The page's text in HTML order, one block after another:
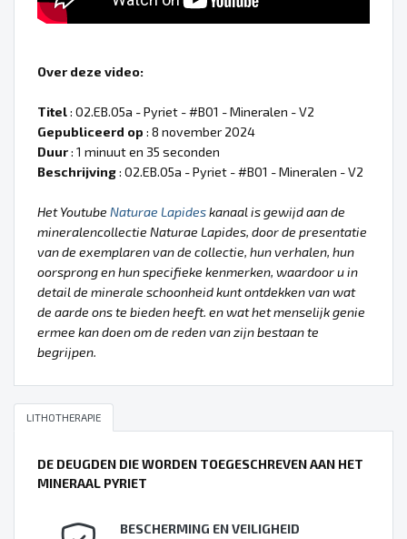
Over deze video:
Titel: 02.EB.05a - Pyriet - #B01 - Mineralen - V2
Gepubliceerd op : 8 november 2024
Duur: 1 minuut en 35 seconden
Beschrijving: 02.EB.05a - Pyriet - #B01 - Mineralen - V2
Het Youtube Naturae Lapideskanaal is gewijd aan de
mineralencollectie Naturae Lapides, door de presentatie
van de exemplaren van de collectie, hun verhalen, hun
oorsprong en hun specifieke kenmerken, waardoor u in
detail de minerale schoonheid kunt ontdekken van wat
de aarde ons te bieden heeft. en wat het menselijk genie
ermee kan doen om de reden van zijn bestaan te
begrijpen.
LITHOTHERAPIE
DE DEUGDEN DIE WORDEN TOEGESCHREVEN AAN HET
MINERAAL PYRIET
BESCHERMING EN VEILIGHEID